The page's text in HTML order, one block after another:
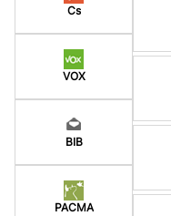
Cs
VOX
BIB
PACMA